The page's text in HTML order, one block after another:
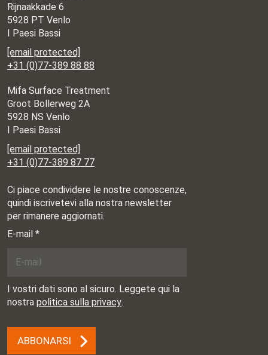
Rijnaakkade 6
5928 PT Venlo
I Paesi Bassi
[email protected]
+31 (0)77-389 88 88
Mifa Surface Treatment
Groot Bollerweg 2A
5928 NS Venlo
I Paesi Bassi
[email protected]
+31 (0)77-389 87 77